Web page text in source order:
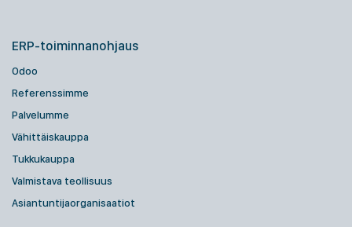
ERP-toiminnanohjaus
Odoo
Referenssimme
Palvelumme
Vähittäiskauppa
Tukkukauppa
Valmistava teollisuus
Asiantuntijaorganisaatiot